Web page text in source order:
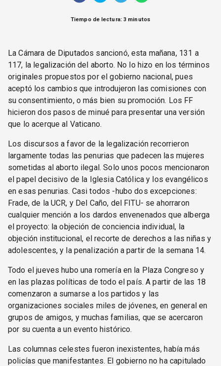
Tiempo de lectura: 3 minutos
La Cámara de Diputados sancionó, esta mañana, 131 a
117, la legalización del aborto. No lo hizo en los términos
originales propuestos por el gobierno nacional, pues
aceptó los cambios que introdujeron las comisiones con
su consentimiento, o más bien su promoción. Los FF
hicieron dos pasos de minué para presentar una versión
que lo acerque al Vaticano.
Los discursos a favor de la legalización recorrieron
largamente todas las penurias que padecen las mujeres
sometidas al aborto ilegal. Solo unos pocos mencionaron
el papel decisivo de la Iglesia Católica y los evangélicos
en esas penurias. Casi todos -hubo dos excepciones:
Frade, de la UCR, y Del Caño, del FITU- se ahorraron
cualquier mención a los dardos envenenados que alberga
el proyecto: la objeción de conciencia individual, la
objeción institucional, el recorte de derechos a las niñas y
adolescentes, y la penalización a partir de la semana 14.
Todo el jueves hubo una romería en la Plaza Congreso y
en las plazas políticas de todo el país. A partir de las 18
comenzaron a sumarse a los partidos y las
organizaciones sociales miles de jóvenes, en general en
grupos de amigos, y muchas familias, que se acercaron
por su cuenta a un evento histórico.
Las columnas celestes fueron inexistentes, había más
policías que manifestantes. El gobierno no ha capitulado